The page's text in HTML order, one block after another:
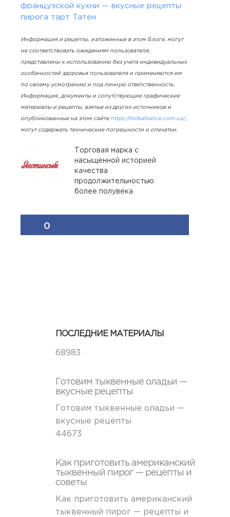
французской кухни — вкусные рецепты
пирога тарт Татен
Информация и рецепты, изложенные в этом Блоге, могут
не соответствовать ожиданиям пользователя,
представлены к использованию без учета индивидуальных
особенностей здоровья пользователя и применяются им
по своему усмотрению и под личную ответственность.
Информация, документы и сопутствующие графические
материалы и рецепты, взятые из других источников и
опубликованные на этом сайте https://milkalliance.com.ua/,
могут содержать технические погрешности и опечатки.
Торговая марка с
насыщенной историей
качества
продолжительностью
более полувека
0
ПОСЛЕДНИЕ МАТЕРИАЛЫ
68983
Готовим тыквенные оладьи —
вкусные рецепты
Готовим тыквенные оладьи —
вкусные рецепты
44673
Как приготовить американский
тыквенный пирог — рецепты и
советы
Как приготовить американский
тыквенный пирог — рецепты и